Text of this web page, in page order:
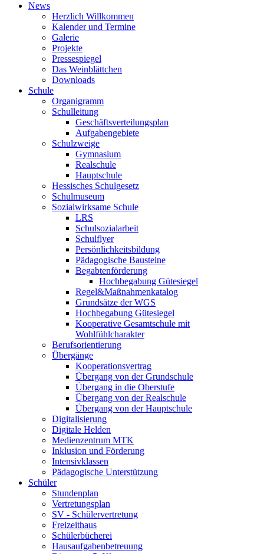
News
Herzlich Willkommen
Kalender und Termine
Galerie
Projekte
Pressespiegel
Das Weinblättchen
Downloads
Schule
Organigramm
Schulleitung
Geschäftsverteilungsplan
Aufgabengebiete
Schulzweige
Gymnasium
Realschule
Hauptschule
Hessisches Schulgesetz
Schulmuseum
Sozialwirksame Schule
LRS
Schulsozialarbeit
Schulflyer
Persönlichkeitsbildung
Pädagogische Bausteine
Begabtenförderung
Hochbegabung Gütesiegel
Regel&Maßnahmenkatalog
Grundsätze der WGS
Hochbegabung Gütesiegel
Kooperative Gesamtschule mit
Wohlfühlcharakter
Berufsorientierung
Übergänge
Kooperationsvertrag
Übergang von der Grundschule
Übergang in die Oberstufe
Übergang von der Realschule
Übergang von der Hauptschule
Digitalisierung
Digitale Helden
Medienzentrum MTK
Inklusion und Förderung
Intensivklassen
Pädagogische Unterstützung
Schüler
Stundenplan
Vertretungsplan
SV - Schülervertretung
Freizeithaus
Schülerbücherei
Hausaufgabenbetreuung